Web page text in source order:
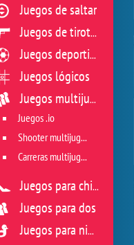
Juegos de saltar
Juegos de tiroteo
Juegos deportivos
Juegos lógicos
Juegos multijugador
Juegos .io
Shooter multijugador
Carreras multijugador
Juegos para chicas
Juegos para dos
Juegos para niños